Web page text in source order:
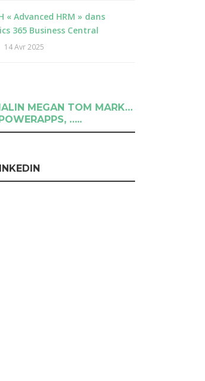
« Advanced HRM » dans
365 Business Central
14 Avr 2025
MEGAN TOM MARK…
…..